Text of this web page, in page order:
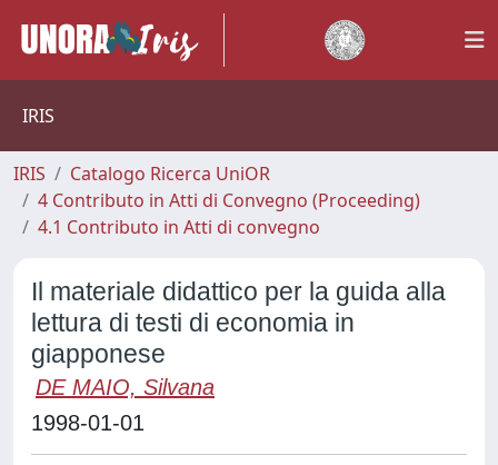
IRIS
IRIS
Catalogo Ricerca UniOR
4 Contributo in Atti di Convegno (Proceeding)
4.1 Contributo in Atti di convegno
Il materiale didattico per la guida alla
lettura di testi di economia in
giapponese
DE MAIO, Silvana
1998-01-01